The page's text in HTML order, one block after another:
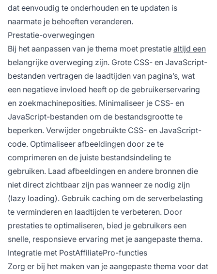
dat eenvoudig te onderhouden en te updaten is
naarmate je behoeften veranderen.
Prestatie-overwegingen
Bij het aanpassen van je thema moet prestatie altijd een
belangrijke overweging zijn. Grote CSS- en JavaScript-
bestanden vertragen de laadtijden van pagina’s, wat
een negatieve invloed heeft op de gebruikerservaring
en zoekmachineposities. Minimaliseer je CSS- en
JavaScript-bestanden om de bestandsgrootte te
beperken. Verwijder ongebruikte CSS- en JavaScript-
code. Optimaliseer afbeeldingen door ze te
comprimeren en de juiste bestandsindeling te
gebruiken. Laad afbeeldingen en andere bronnen die
niet direct zichtbaar zijn pas wanneer ze nodig zijn
(lazy loading). Gebruik caching om de serverbelasting
te verminderen en laadtijden te verbeteren. Door
prestaties te optimaliseren, bied je gebruikers een
snelle, responsieve ervaring met je aangepaste thema.
Integratie met PostAffiliatePro-functies
Zorg er bij het maken van je aangepaste thema voor dat